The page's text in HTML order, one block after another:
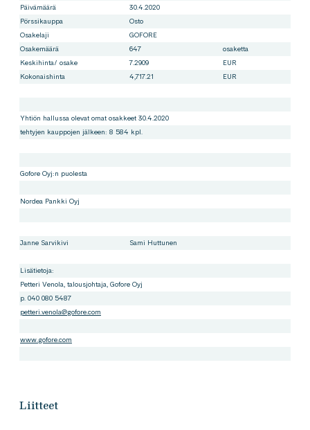
Päivämäärä
30.4.2020
Pörssikauppa
Osto
Osakelaji
GOFORE
Osakemäärä
647
osaketta
Keskihinta/ osake
7.2909
EUR
Kokonaishinta
4,717.21 EUR
Yhtiön hallussa olevat omat osakkeet 30.4.2020
tehtyjen kauppojen jälkeen: 8 584 kpl.
Gofore Oyj:n puolesta
Nordea Pankki Oyj
Janne Sarvikivi Sami Huttunen
Lisätietoja:
Petteri Venola, talousjohtaja, Gofore Oyj
p. 040 080 5487
petteri.venola@gofore.com
www.gofore.com
Liitteet